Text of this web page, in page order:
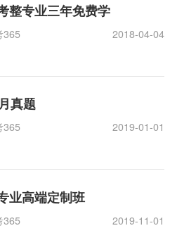
整专业三年免费学
365 2018-04-04
真题
365 2019-01-01
业高端定制班
365 2019-11-01